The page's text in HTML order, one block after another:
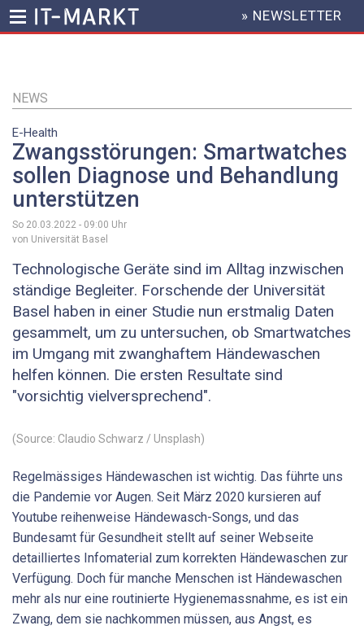
Inhalt
HEADER
MENU
» NEWSLETTER
NEWS
E-Health
Zwangsstörungen: Smartwatches
sollen Diagnose und Behandlung
unterstützen
So 20.03.2022 - 09:00 Uhr
von Universität Basel
Technologische Geräte sind im Alltag inzwischen
ständige Begleiter. Forschende der Universität
Basel haben in einer Studie nun erstmalig Daten
gesammelt, um zu untersuchen, ob Smartwatches
im Umgang mit zwanghaftem Händewaschen
helfen können. Die ersten Resultate sind
"vorsichtig vielversprechend".
(Source: Claudio Schwarz / Unsplash)
Regelmässiges Händewaschen ist wichtig. Das führte uns
die Pandemie vor Augen. Seit März 2020 kursieren auf
Youtube reihenweise Händewasch-Songs, und das
Bundesamt für Gesundheit stellt auf seiner Webseite
detailliertes Infomaterial zum korrekten Händewaschen zur
Verfügung. Doch für manche Menschen ist Händewaschen
mehr als nur eine routinierte Hygienemassnahme, es ist ein
Zwang, dem sie nachkommen müssen, aus Angst, es